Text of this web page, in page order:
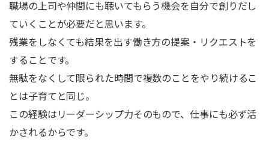
職場の上司や仲間にも聴いてもらう機会を自分で創りだし
ていくことが必要だと思います。
残業をしなくても結果を出す働き方の提案・リクエストを
することです。
無駄をなくして限られた時間で複数のことをやり続けるこ
とは子育てと同じ。
この経験はリーダーシップ力そのもので、仕事にも必ず活
かされるからです。